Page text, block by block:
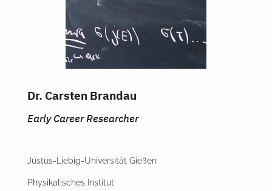
Dr. Carsten Brandau
Early Career Researcher
Justus-Liebig-Universität Gießen
Physikalisches Institut